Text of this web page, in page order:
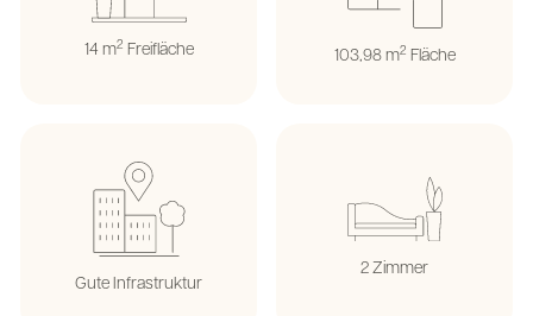
14 m2 Freifläche 103,98 m2 Fläche
Gute Infrastruktur
2 Zimmer